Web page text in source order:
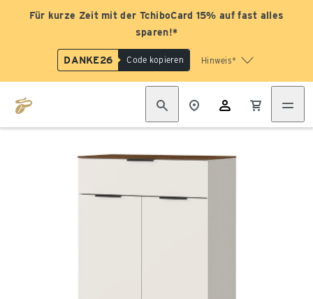
Für kurze Zeit mit der TchiboCard 15% auf fast alles
sparen!*
DANKE26 Code kopieren Hinweis*